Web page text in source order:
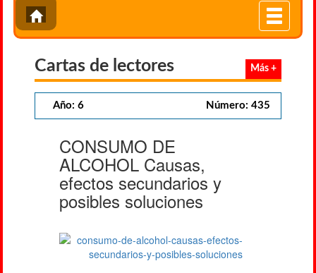
Toggle
Cartas de lectores Más +
Año: 6 Número: 435
CONSUMO DE
ALCOHOL Causas,
efectos secundarios y
posibles soluciones